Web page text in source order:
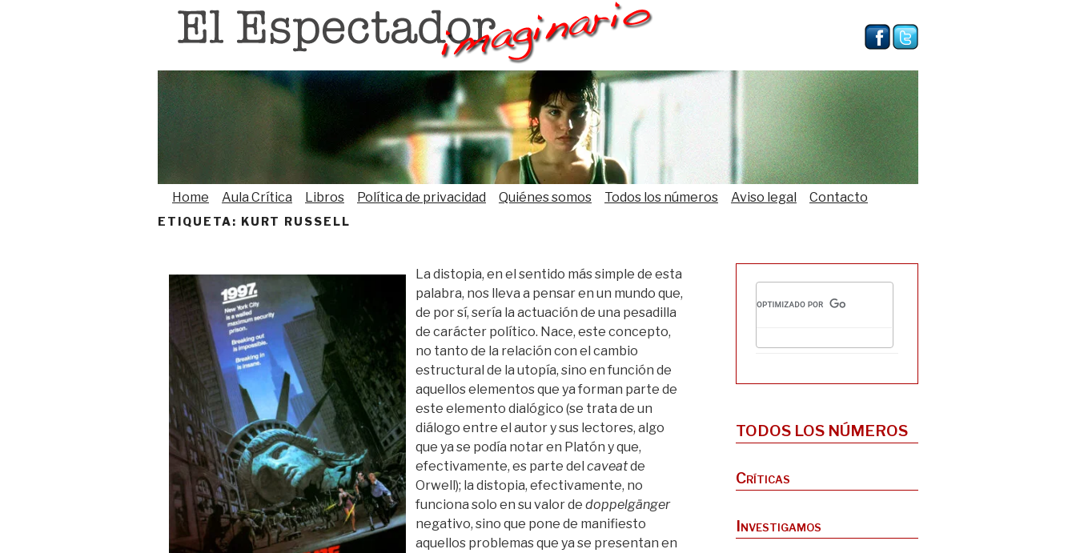
Home Aula Crítica Libros Política de privacidad Quiénes somos Todos los números Aviso legal Contacto
ETIQUETA: KURT RUSSELL
La distopia, en el sentido más simple de esta
palabra, nos lleva a pensar en un mundo que,
de por sí, sería la actuación de una pesadilla
de carácter político. Nace, este concepto,
no tanto de la relación con el cambio
estructural de la utopía, sino en función de
aquellos elementos que ya forman parte de
este elemento dialógico (se trata de un
diálogo entre el autor y sus lectores, algo
que ya se podía notar en Platón y que,
efectivamente, es parte del caveatde
Orwell); la distopia, efectivamente, no
funciona solo en su valor de doppelgänger
negativo, sino que pone de manifiesto
aquellos problemas que ya se presentan en
TODOS LOS NÚMEROS
Críticas
Investigamos